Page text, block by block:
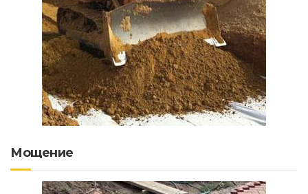
Мощение